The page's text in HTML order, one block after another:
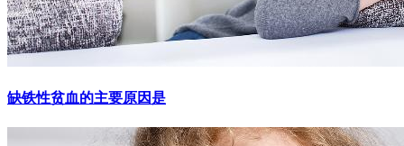
缺铁性贫血的主要原因是